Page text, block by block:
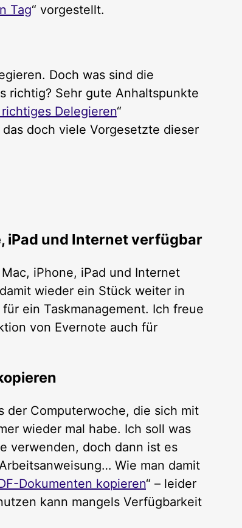
Tag“ vorgestellt.
Doch was sind die
richtig? Sehr gute Anhaltspunkte
Delegieren“
doch viele Vorgesetzte dieser
iPad und Internet verfügbar
iPhone, iPad und Internet
wieder ein Stück weiter in
ein Taskmanagement. Ich freue
von Evernote auch für
der Computerwoche, die sich mit
wieder mal habe. Ich soll was
verwenden, doch dann ist es
Wie man damit
Dokumenten kopieren“ – leider
kann mangels Verfügbarkeit